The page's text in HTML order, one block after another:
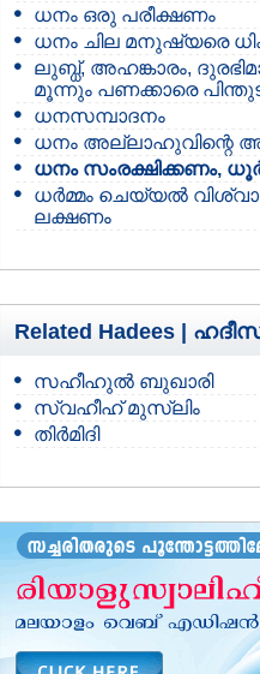
ധനം ഒരു പരീക്ഷണം
ധനം ചില മനുഷ്യരെ
ലുബ്ധ്, അഹങ്കാരം,
മൂന്നും പണക്കാരെ
ധനസമ്പാദനം
ധനം അല്ലാഹുവിന്റെ
ധനം സംരക്ഷിക്കണം,
ധര്‍മ്മം ചെയ്യല്‍
ലക്ഷണം
Related Hadees |
സഹീഹുല്‍ ബുഖാരി
സ്വഹീഹ് മുസ്‌ലിം
തിര്‍മിദി